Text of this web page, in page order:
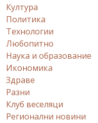
Култура
Политика
Технологии
Любопитно
Наука и образование
Икономика
Здраве
Разни
Клуб веселяци
Регионални новини